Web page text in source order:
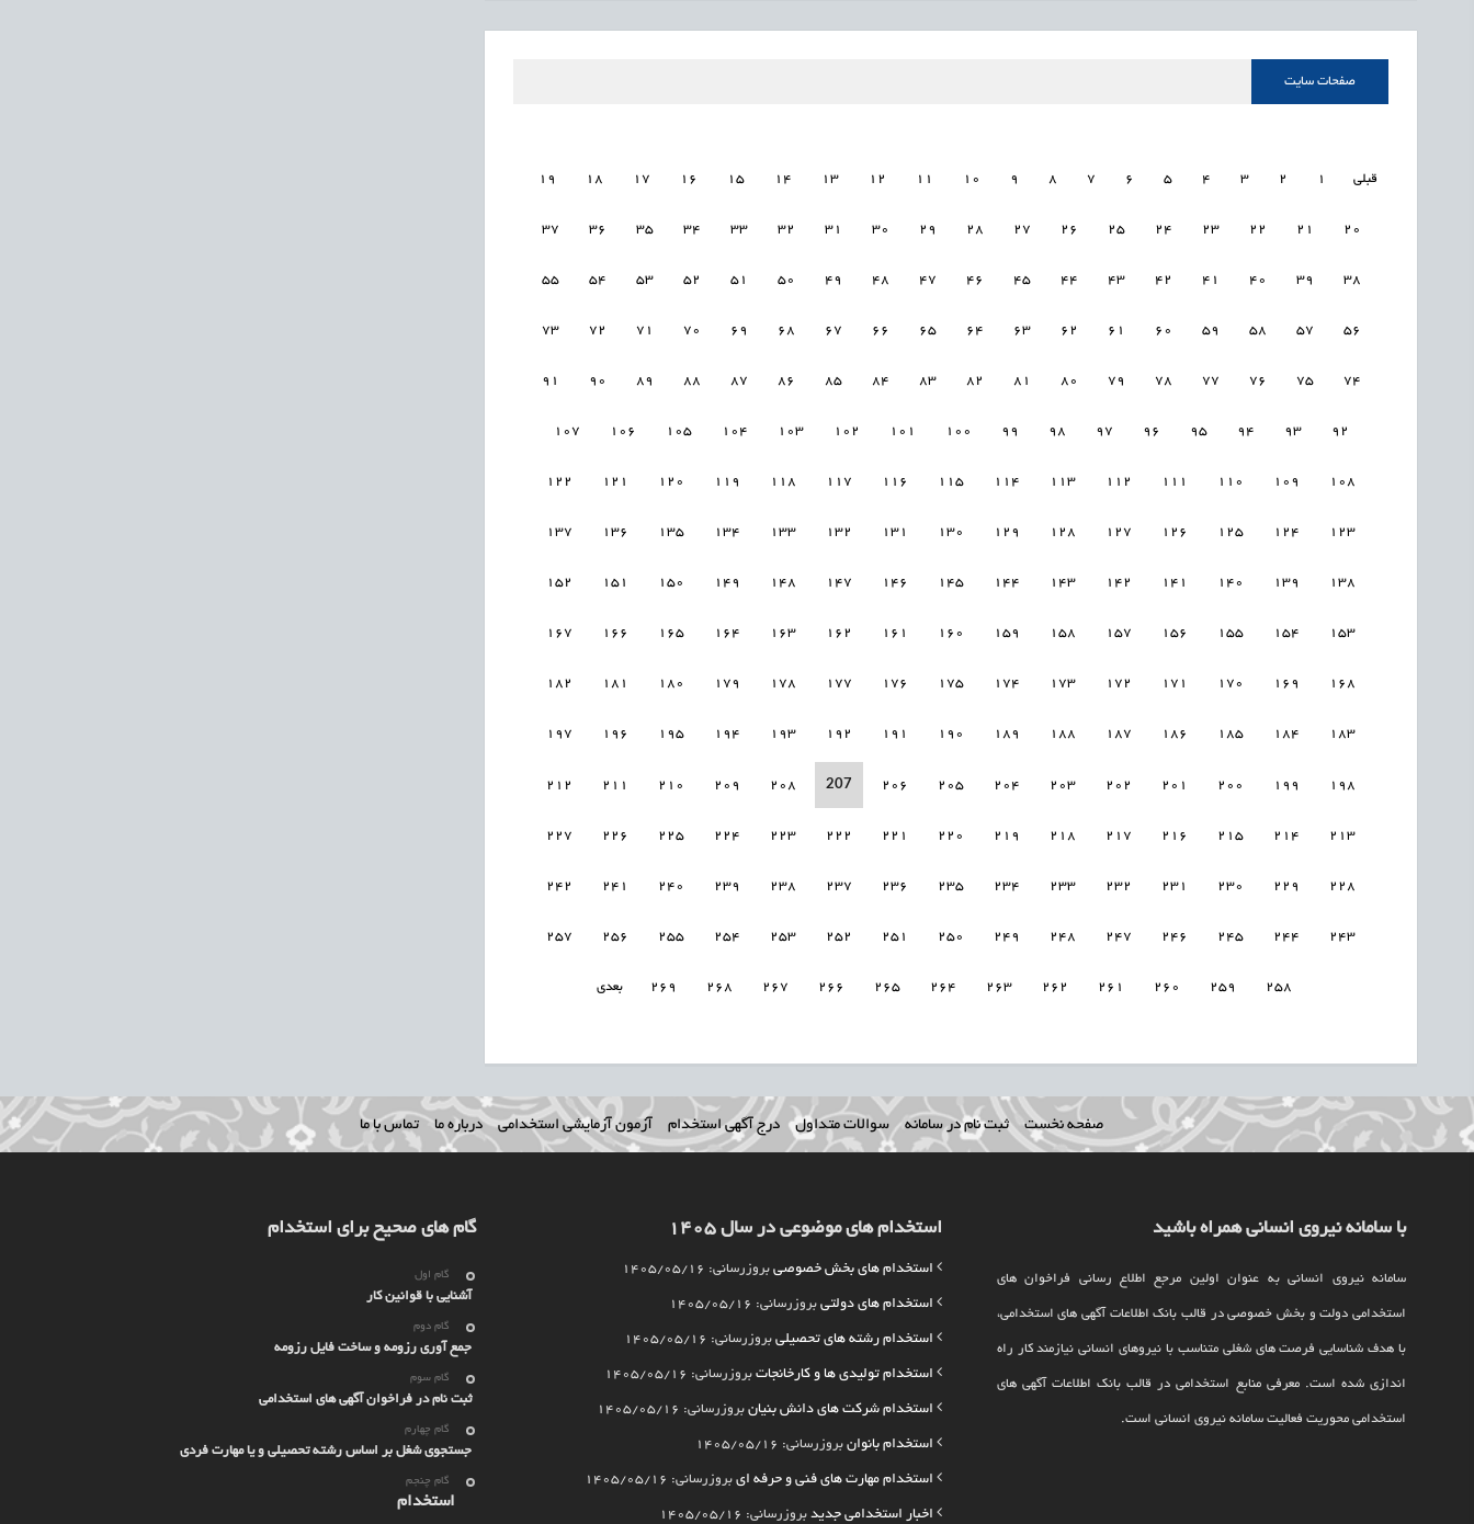
صفحات سایت
قبلی 1
2
3
4
5
6
7
8
9
10
11
12
13
14
15
16
17
18
19
20
21
22
23
24
25
26
27
28
29
30
31
32
33
34
35
36
37
38
39
40
41
42
43
44
45
46
47
48
49
50
51
52
53
54
55
56
57
58
59
60
61
62
63
64
65
66
67
68
69
70
71
72
73
74
75
76
77
78
79
80
81
82
83
84
85
86
87
88
89
90
91
92
93
94
95
96
97
98
99
100
101
102
103
104
105
106
107
108
109
110
111
112
113
114
115
116
117
118
119
120
121
122
123
124
125
126
127
128
129
130
131
132
133
134
135
136
137
138
139
140
141
142
143
144
145
146
147
148
149
150
151
152
153
154
155
156
157
158
159
160
161
162
163
164
165
166
167
168
169
170
171
172
173
174
175
176
177
178
179
180
181
182
183
184
185
186
187
188
189
190
191
192
193
194
195
196
197
198
199
200
201
202
203
204
205
206
207
208
209
210
211
212
213
214
215
216
217
218
219
220
221
222
223
224
225
226
227
228
229
230
231
232
233
234
235
236
237
238
239
240
241
242
243
244
245
246
247
248
249
250
251
252
253
254
255
256
257
258
259
260
261
262
263
264
265
266
267
268
269 بعدی
صفحه نخست ثبت نام در سامانه سوالات متداول درج آگهی استخدام آزمون آزمایشی استخدامی درباره ما تماس با ما
با سامانه نیروی انسانی همراه باشید
سامانه نیروی انسانی به عنوان اولین مرجع اطلاع رسانی فراخوان های
استخدامی دولت و بخش خصوصی در قالب بانک اطلاعات آگهی های استخدامی،
با هدف شناسایی فرصت های شغلی متناسب با نیروهای انسانی نیازمند کار راه
اندازی شده است. معرفی منابع استخدامی در قالب بانک اطلاعات آگهی های
استخدامی محوریت فعالیت سامانه نیروی انسانی است.
استخدام های موضوعی در سال 1405
استخدام های بخش خصوصی بروزرسانی: 1405/05/16
استخدام های دولتی بروزرسانی: 1405/05/16
استخدام رشته های تحصیلی بروزرسانی: 1405/05/16
استخدام تولیدی ها و کارخانجات بروزرسانی: 1405/05/16
استخدام شرکت های دانش بنیان بروزرسانی: 1405/05/16
استخدام بانوان بروزرسانی: 1405/05/16
استخدام مهارت های فنی و حرفه ای بروزرسانی: 1405/05/16
اخبار استخدامی جدید بروزرسانی: 1405/05/16
گام های صحیح برای استخدام
گام اول
آشنایی با قوانین کار
گام دوم
جمع آوری رزومه و ساخت فایل رزومه
گام سوم
ثبت نام در فراخوان آگهی های استخدامی
گام چهارم
جستجوی شغل بر اساس رشته تحصیلی و یا مهارت فردی
گام چنجم
استخدام